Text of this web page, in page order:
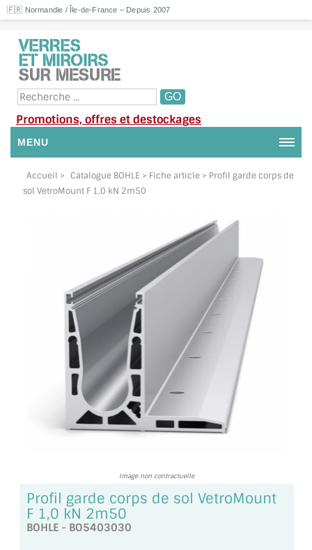
🇫🇷 Normandie / Île-de-France – Depuis 2007
Promotions, offres et destockages
MENU
NOUS CONTACTER
SUIVI DE COMMANDE
TOUS LES TARIFS AU M2
GUIDE : CHOIX PAR UTILISATION
INSPIRATIONS ET NOUVEAUTÉS
AMBIANCE LAITON BROSSÉ
MIROIR SUR MESURE
MIROIR VIEILLI
Accueil > Catalogue BOHLE > Fiche article > Profil garde corps de
sol VetroMount F 1,0 kN 2m50
Image non contractuelle
Profil garde corps de sol VetroMount
F 1,0 kN 2m50
BOHLE - BO5403030